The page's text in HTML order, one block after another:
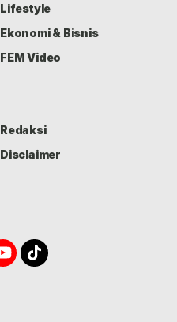
Lifestyle
Ekonomi & Bisnis
FEM Video
Redaksi
Disclaimer